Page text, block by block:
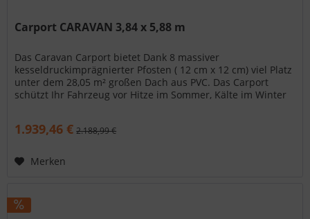
Carport CARAVAN 3,84 x 5,88 m
Das Caravan Carport bietet Dank 8 massiver
kesseldruckimprägnierter Pfosten ( 12 cm x 12 cm) viel Platz
unter dem 28,05 m² großen Dach aus PVC. Das Carport
schützt Ihr Fahrzeug vor Hitze im Sommer, Kälte im Winter
1.939,46 € 2.188,99 €
Merken